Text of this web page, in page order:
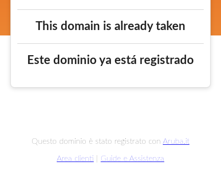
This domain is already taken
Este dominio ya está registrado
Questo dominio è stato registrato con Aruba.it
Area clienti Guide e Assistenza